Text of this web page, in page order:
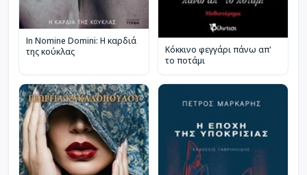
In Nomine Domini: Η καρδιά
της κούκλας
Κόκκινο φεγγάρι πάνω απ'
το ποτάμι